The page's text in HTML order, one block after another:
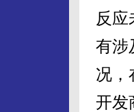
反
有涉
况，
开发